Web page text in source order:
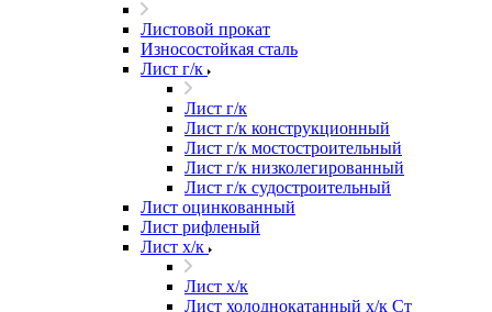
Листовой прокат
Износостойкая сталь
Лист г/к
Лист г/к
Лист г/к конструкционный
Лист г/к мостостроительный
Лист г/к низколегированный
Лист г/к судостроительный
Лист оцинкованный
Лист рифленый
Лист х/к
Лист х/к
Лист холоднокатанный х/к Ст